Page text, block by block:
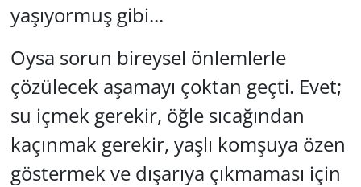
yaşıyormuş gibi...
Oysa sorun bireysel önlemlerle
çözülecek aşamayı çoktan geçti. Evet;
su içmek gerekir, öğle sıcağından
kaçınmak gerekir, yaşlı komşuya özen
göstermek ve dışarıya çıkmaması için